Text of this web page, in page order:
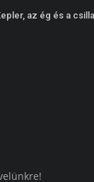
az ég és a